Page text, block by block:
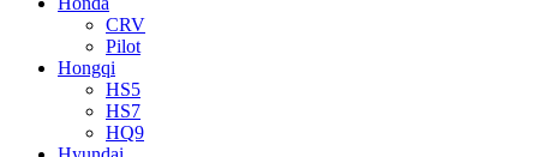
CRV
Pilot
Hongqi
HS5
HS7
HQ9